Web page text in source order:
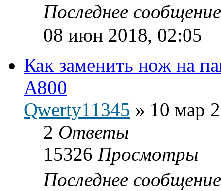
Последнее
08 июн 2018, 02:05
Как заменить нож на
A800
Qwerty11345 » 10 мар
2 Ответы
15326 Просмотры
Последнее